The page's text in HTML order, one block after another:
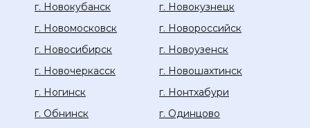
г. Новокубанск
г. Новокузнецк
г. Новомосковск
г. Новороссийск
г. Новосибирск
г. Новоузенск
г. Новочеркасск
г. Новошахтинск
г. Ногинск
г. Нонтхабури
г. Обнинск
г. Одинцово